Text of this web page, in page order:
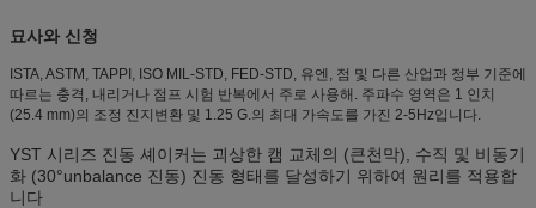
묘사와 신청
ISTA, ASTM, TAPPI, ISO MIL-STD, FED-STD, 유엔, 점 및 다른 산업과 정부 기준에
따르는 충격, 내리거나 점프 시험 반복에서 주로 사용해. 주파수 영역은 1 인치
(25.4 mm)의 조정 진지변환 및 1.25 G.의 최대 가속도를 가진 2-5Hz입니다.
YST 시리즈 진동 셰이커는 괴상한 캠 교체의 (큰천막), 수직 및 비동기
화 (30°unbalance 진동) 진동 형태를 달성하기 위하여 원리를 적용합
니다